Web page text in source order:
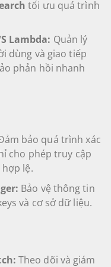
tối ưu quá trình
Lambda: Quản lý
dùng và giao tiếp
phản hồi nhanh
bảo quá trình xác
cho phép truy cập
lệ.
Bảo vệ thông tin
và cơ sở dữ liệu.
Theo dõi và giám